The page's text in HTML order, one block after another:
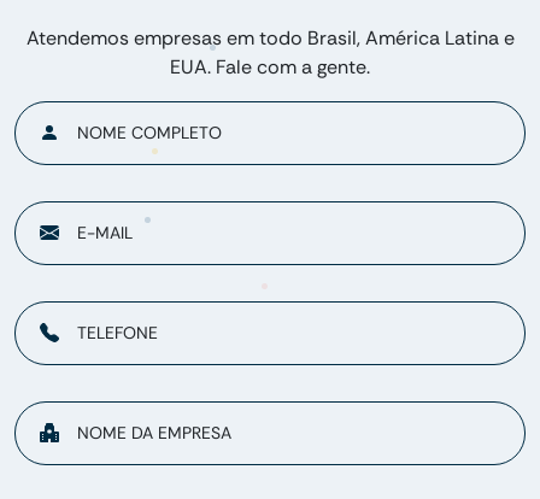
Atendemos empresas em todo Brasil, América Latina e
EUA. Fale com a gente.
NOME COMPLETO
E-MAIL
TELEFONE
NOME DA EMPRESA